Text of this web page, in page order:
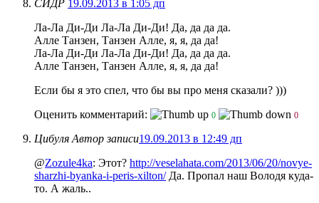
СИДР 19.09.2013 в 1:05 дп
Ла-Ла Ди-Ди Ла-Ла Ди-Ди! Да, да да да.
Алле Танзен, Танзен Алле, я, я, да да!
Ла-Ла Ди-Ди Ла-Ла Ди-Ди! Да, да да да.
Алле Танзен, Танзен Алле, я, я, да да!
Если бы я это спел, что бы вы про меня сказали? )))
Оценить комментарий:
0 0
Цибуля Автор записи19.09.2013 в 12:49 дп
@Zozule4ka: Этот? http://veselahata.com/2013/06/20/novye-
sharzhi-byanka-i-peris-xilton/Да. Пропал наш Володя куда-
то. А жаль..